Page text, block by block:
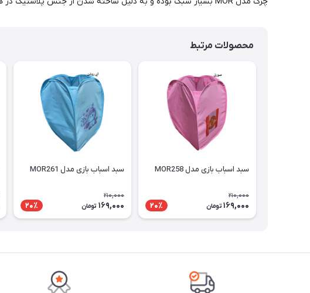
محصولات مرتبط
سبد اسباب بازی مدل MOR258
210,000
169,000 تومان 20٪
سبد اسباب بازی مدل MOR261
210,000
169,000 تومان 20٪